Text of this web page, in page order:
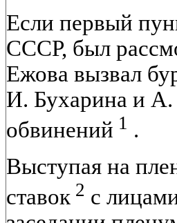
Если первый
СССР, был
Ежова вызвал
И. Бухарина и
обвинений 1 .
Выступая на
ставок 2 с